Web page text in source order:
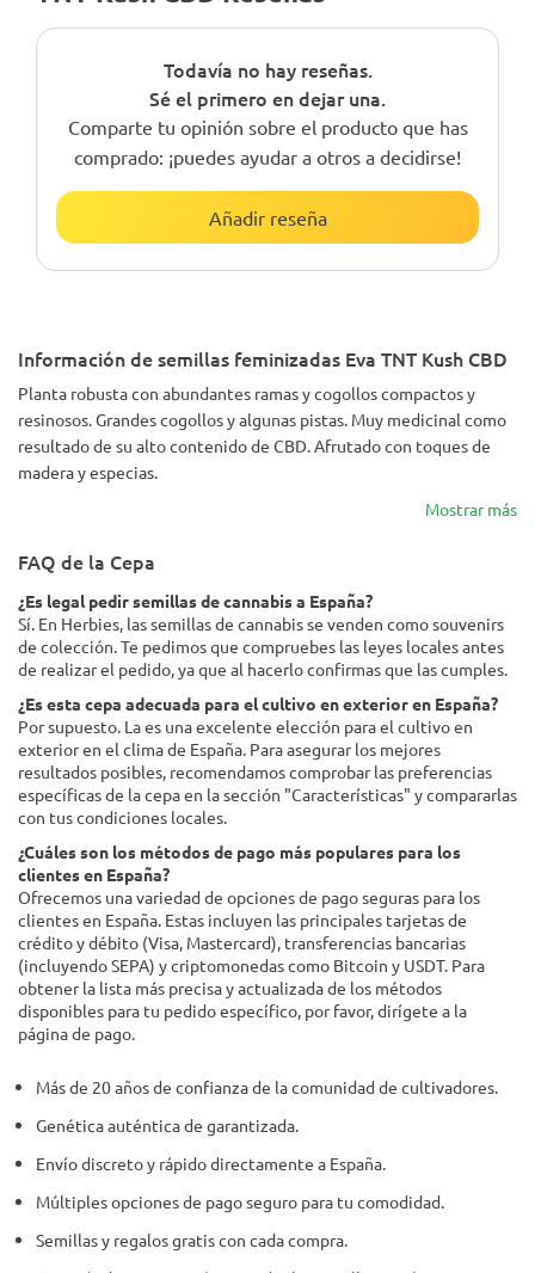
Todavía no hay reseñas.
Sé el primero en dejar una.
Comparte tu opinión sobre el producto que has
comprado: ¡puedes ayudar a otros a decidirse!
Añadir reseña
Información de semillas feminizadas Eva TNT Kush CBD
Planta robusta con abundantes ramas y cogollos compactos y
resinosos. Grandes cogollos y algunas pistas. Muy medicinal como
resultado de su alto contenido de CBD. Afrutado con toques de
madera y especias.
Mostrar más
FAQ de la Cepa
¿Es legal pedir semillas de cannabis a España?
Sí. En Herbies, las semillas de cannabis se venden como souvenirs
de colección. Te pedimos que compruebes las leyes locales antes
de realizar el pedido, ya que al hacerlo confirmas que las cumples.
¿Es esta cepa adecuada para el cultivo en exterior en España?
Por supuesto. La es una excelente elección para el cultivo en
exterior en el clima de España. Para asegurar los mejores
resultados posibles, recomendamos comprobar las preferencias
específicas de la cepa en la sección "Características" y compararlas
con tus condiciones locales.
¿Cuáles son los métodos de pago más populares para los
clientes en España?
Ofrecemos una variedad de opciones de pago seguras para los
clientes en España. Estas incluyen las principales tarjetas de
crédito y débito (Visa, Mastercard), transferencias bancarias
(incluyendo SEPA) y criptomonedas como Bitcoin y USDT. Para
obtener la lista más precisa y actualizada de los métodos
disponibles para tu pedido específico, por favor, dirígete a la
página de pago.
Más de 20 años de confianza de la comunidad de cultivadores.
Genética auténtica de garantizada.
Envío discreto y rápido directamente a España.
Múltiples opciones de pago seguro para tu comodidad.
Semillas y regalos gratis con cada compra.